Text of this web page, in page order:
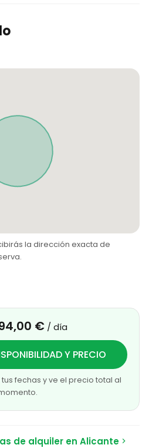
la dirección exacta de
€ / día
Y PRECIO
fechas y ve el precio total al
de alquiler en Alicante